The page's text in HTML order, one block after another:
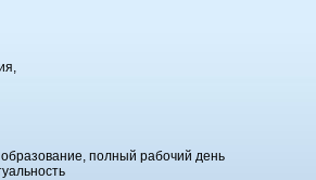
полный рабочий день